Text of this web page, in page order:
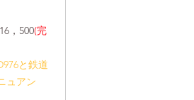
，500(完
と鉄道
ュアン